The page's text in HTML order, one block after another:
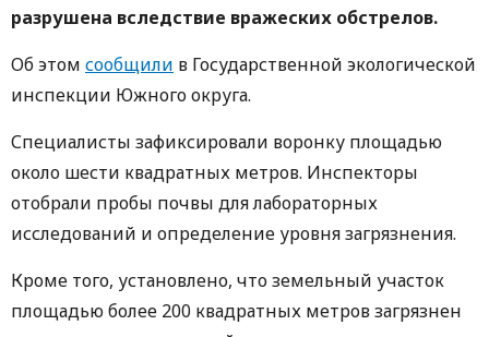
разрушена вследствие вражеских обстрелов.
Об этом сообщили в Государственной экологической
инспекции Южного округа.
Специалисты зафиксировали воронку площадью
около шести квадратных метров. Инспекторы
отобрали пробы почвы для лабораторных
исследований и определение уровня загрязнения.
Кроме того, установлено, что земельный участок
площадью более 200 квадратных метров загрязнен